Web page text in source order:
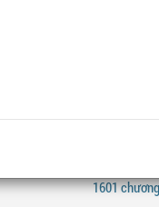
1601 chương